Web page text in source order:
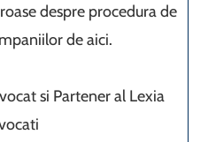
despre procedura de
de aici.
si Partener al Lexia